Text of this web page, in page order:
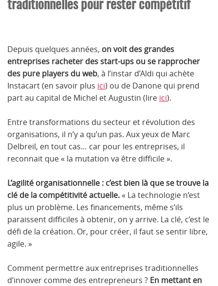
Depuis quelques années, on voit des grandes
entreprises racheter des start-ups ou se rapprocher
des pure players du web, à l’instar d’Aldi qui achète
Instacart (en savoir plus ici) ou de Danone qui prend
part au capital de Michel et Augustin (lire ici).
Entre transformations du secteur et révolution des
organisations, il n’y a qu’un pas. Aux yeux de Marc
Delbreil, en tout cas… car pour les entreprises, il
reconnait que « la mutation va être difficile ».
L’agilité organisationnelle : c’est bien là que se trouve la
clé de la compétitivité actuelle.« La technologie n’est
plus un problème. Les financements, même s’ils
paraissent difficiles à obtenir, on y arrive. La clé, c’est le
défi de la création. Or, pour créer, il faut se sentir libre,
agile. »
Comment permettre aux entreprises traditionnelles
d’innover comme des entrepreneurs ? En mettant en